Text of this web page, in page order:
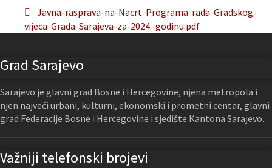
Javna-rasprava-na-Nacrt-Programa-rada-Gradskog-
vijeca-Grada-Sarajeva-za-2024.-godinu.pdf
Grad Sarajevo
Sarajevo je glavni grad Bosne i Hercegovine, njena metropola i
njen najveći urbani, kulturni, ekonomski i prometni centar, glavni
grad Federacije Bosne i Hercegovine i sjedište Kantona Sarajevo.
Važniji telefonski brojevi